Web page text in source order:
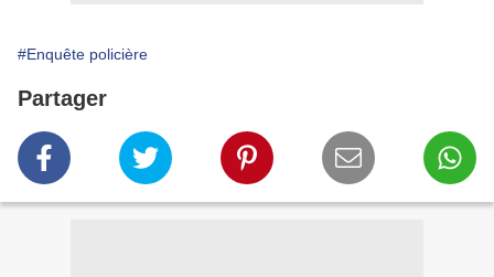
#Enquête policière
Partager